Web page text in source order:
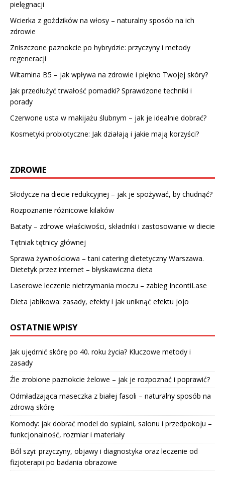
pielęgnacji
Wcierka z goździków na włosy – naturalny sposób na ich
zdrowie
Zniszczone paznokcie po hybrydzie: przyczyny i metody
regeneracji
Witamina B5 – jak wpływa na zdrowie i piękno Twojej skóry?
Jak przedłużyć trwałość pomadki? Sprawdzone techniki i
porady
Czerwone usta w makijażu ślubnym – jak je idealnie dobrać?
Kosmetyki probiotyczne: Jak działają i jakie mają korzyści?
ZDROWIE
Słodycze na diecie redukcyjnej – jak je spożywać, by chudnąć?
Rozpoznanie różnicowe kilaków
Bataty – zdrowe właściwości, składniki i zastosowanie w diecie
Tętniak tętnicy głównej
Sprawa żywnościowa – tani catering dietetyczny Warszawa.
Dietetyk przez internet – błyskawiczna dieta
Laserowe leczenie nietrzymania moczu – zabieg IncontiLase
Dieta jabłkowa: zasady, efekty i jak uniknąć efektu jojo
OSTATNIE WPISY
Jak ujędrnić skórę po 40. roku życia? Kluczowe metody i
zasady
Źle zrobione paznokcie żelowe – jak je rozpoznać i poprawić?
Odmładzająca maseczka z białej fasoli – naturalny sposób na
zdrową skórę
Komody: jak dobrać model do sypialni, salonu i przedpokoju –
funkcjonalność, rozmiar i materiały
Ból szyi: przyczyny, objawy i diagnostyka oraz leczenie od
fizjoterapii po badania obrazowe